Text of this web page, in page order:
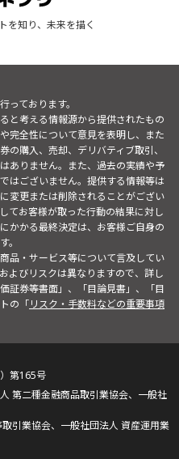
を知り、未来を描く
っております。
と考える情報源から提供されたもの
完全性について意見を表明し、また
の購入、売却、デリバティブ取引、
ありません。また、過去の実績や予
はございません。提供する情報等は
変更または削除されることがござい
てお客様が取った行動の結果に対し
かかる最終決定は、お客様ご自身の
。
品・サービス等について言及してい
よびリスクは異なりますので、詳し
証券等書面」、「目論見書」、「目
の「リスク・手数料などの重要事項
第165号
第二種金融商品取引業協会、一般社
引業協会、一般社団法人 資産運用業